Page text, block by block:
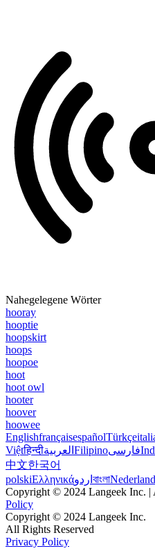
Nahegelegene Wörter
hooray
hooptie
hoopskirt
hoops
hoopoe
hoot
hoot owl
hooter
hoover
hoowee
EnglishfrançaisespañolTürkçe
Việtहिन्दीالعربية Filipinoفارسی
中文한국어
polskiΕλληνικάاردو বাংলা
Copyright © 2024 Langeek Inc. |
Policy
Copyright © 2024 Langeek Inc.
All Rights Reserved
Privacy Policy